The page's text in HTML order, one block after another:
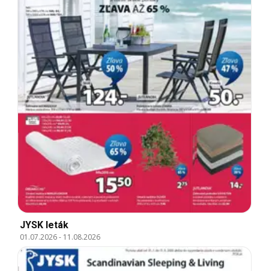
JYSK leták
01.07.2026- 11.08.2026